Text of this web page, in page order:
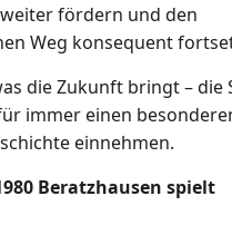
fördern und den
Weg konsequent
die Zukunft bringt – die
immer einen
einnehmen.
Beratzhausen spielt